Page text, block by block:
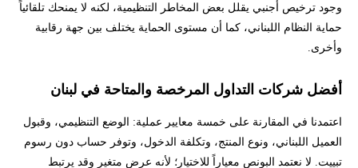
وجود ترخيص أجنبي يقلل بعض المخاطر التنظيمية، لكنه لا يمنحك تلقائياً
حماية النظام اللبناني، كما أن مستوى الحماية يختلف بين جهة رقابية
وأخرى.
أفضل شركات التداول المرخصة والمتاحة في لبنان
اعتمدنا في المقارنة على خمسة معايير عملية: الوضع التنظيمي، وقبول
العميل اللبناني، ونوع المنتج، وتكلفة الدخول، وتوفر حساب دون رسوم
تبييت. لا نعتمد البونص معياراً للاختيار؛ لأنه عرض متغير وقد يرتبط